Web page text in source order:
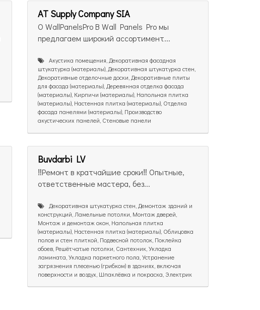
AT Supply Company SIA
О WallPanelsPro В Wall Panels Pro мы
предлагаем широкий ассортимент...
Акустика помещения, Декоративная фасадная
штукатурка (материалы), Декоративная штукатурка стен,
Декоративные отделочные доски, Декоративные плиты
для фасада (материалы), Деревянная отделка фасада
(материалы), Кирпичи (материалы), Напольная плитка
(материалы), Настенная плитка (материалы), Отделка
фасада панелями (материалы), Производство
акустических панелей, Стеновые панели
Buvdarbi LV
‼️Ремонт в кратчайшие сроки‼️ Опытные,
ответственные мастера, без...
Декоративная штукатурка стен, Демонтаж зданий и
конструкций, Ламельные потолки, Монтаж дверей,
Монтаж и демонтаж окон, Напольная плитка
(материалы), Настенная плитка (материалы), Облицовка
полов и стен плиткой, Подвесной потолок, Поклейка
обоев, Решётчатые потолки, Сантехник, Укладка
ламината, Укладка паркетного пола, Устранение
загрязнения плесенью (грибком) в зданиях, включая
поверхности и воздух, Шпаклёвка и покраска, Электрик